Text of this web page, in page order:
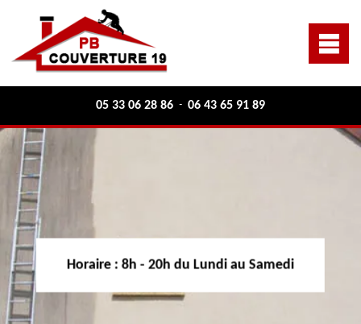
05 33 06 28 86 - 06 43 65 91 89
Horaire : 8h - 20h du Lundi au Samedi